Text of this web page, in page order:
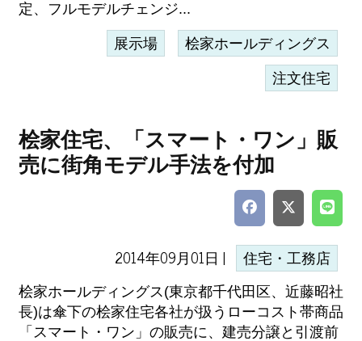
定、フルモデルチェンジ...
展示場 桧家ホールディングス
注文住宅
桧家住宅、「スマート・ワン」販
売に街角モデル手法を付加
2014年09月01日 | 住宅・工務店
桧家ホールディングス(東京都千代田区、近藤昭社
長)は傘下の桧家住宅各社が扱うローコスト帯商品
「スマート・ワン」の販売に、建売分譲と引渡前